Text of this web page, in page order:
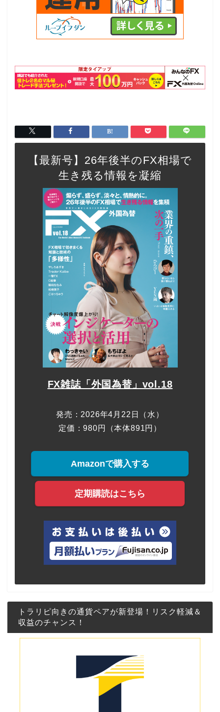
【最新号】26年後半のFX相場で
生き残る情報を凝縮
FX雑誌「外国為替」vol.18
発売：2026年4月22日（水）
定価：980円（本体891円）
Amazonで購入する
定期購読はこちら
トラリピ向きの通貨ペアが新登場！リスク軽減＆
収益のチャンス！